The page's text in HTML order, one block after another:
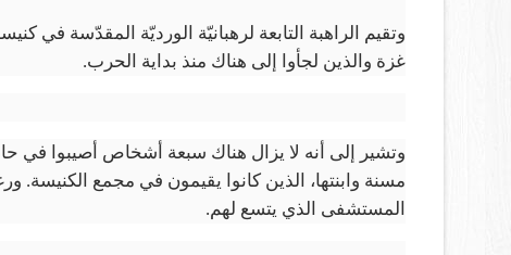
وتقيم الراهبة التابعة لرهبانيّة الورديّة المقدّسة في
غزة والذين لجأوا إلى هناك منذ بداية الحرب.
وتشير إلى أنه لا يزال هناك سبعة أشخاص أصيبوا في
مسنة وابنتها، الذين كانوا يقيمون في مجمع الكنيسة.
المستشفى الذي يتسع لهم.